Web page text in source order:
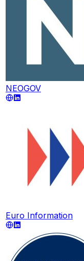
NEOGOV
Euro Information